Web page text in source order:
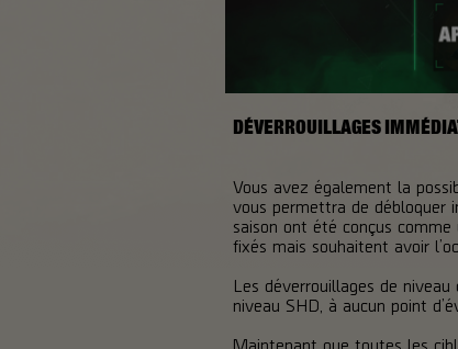
DÉVERROUILLAGES
Vous avez également la
vous permettra de débloquer
saison ont été conçus comme
fixés mais souhaitent avoir
Les déverrouillages de
niveau SHD, à aucun point
Maintenant que toutes les